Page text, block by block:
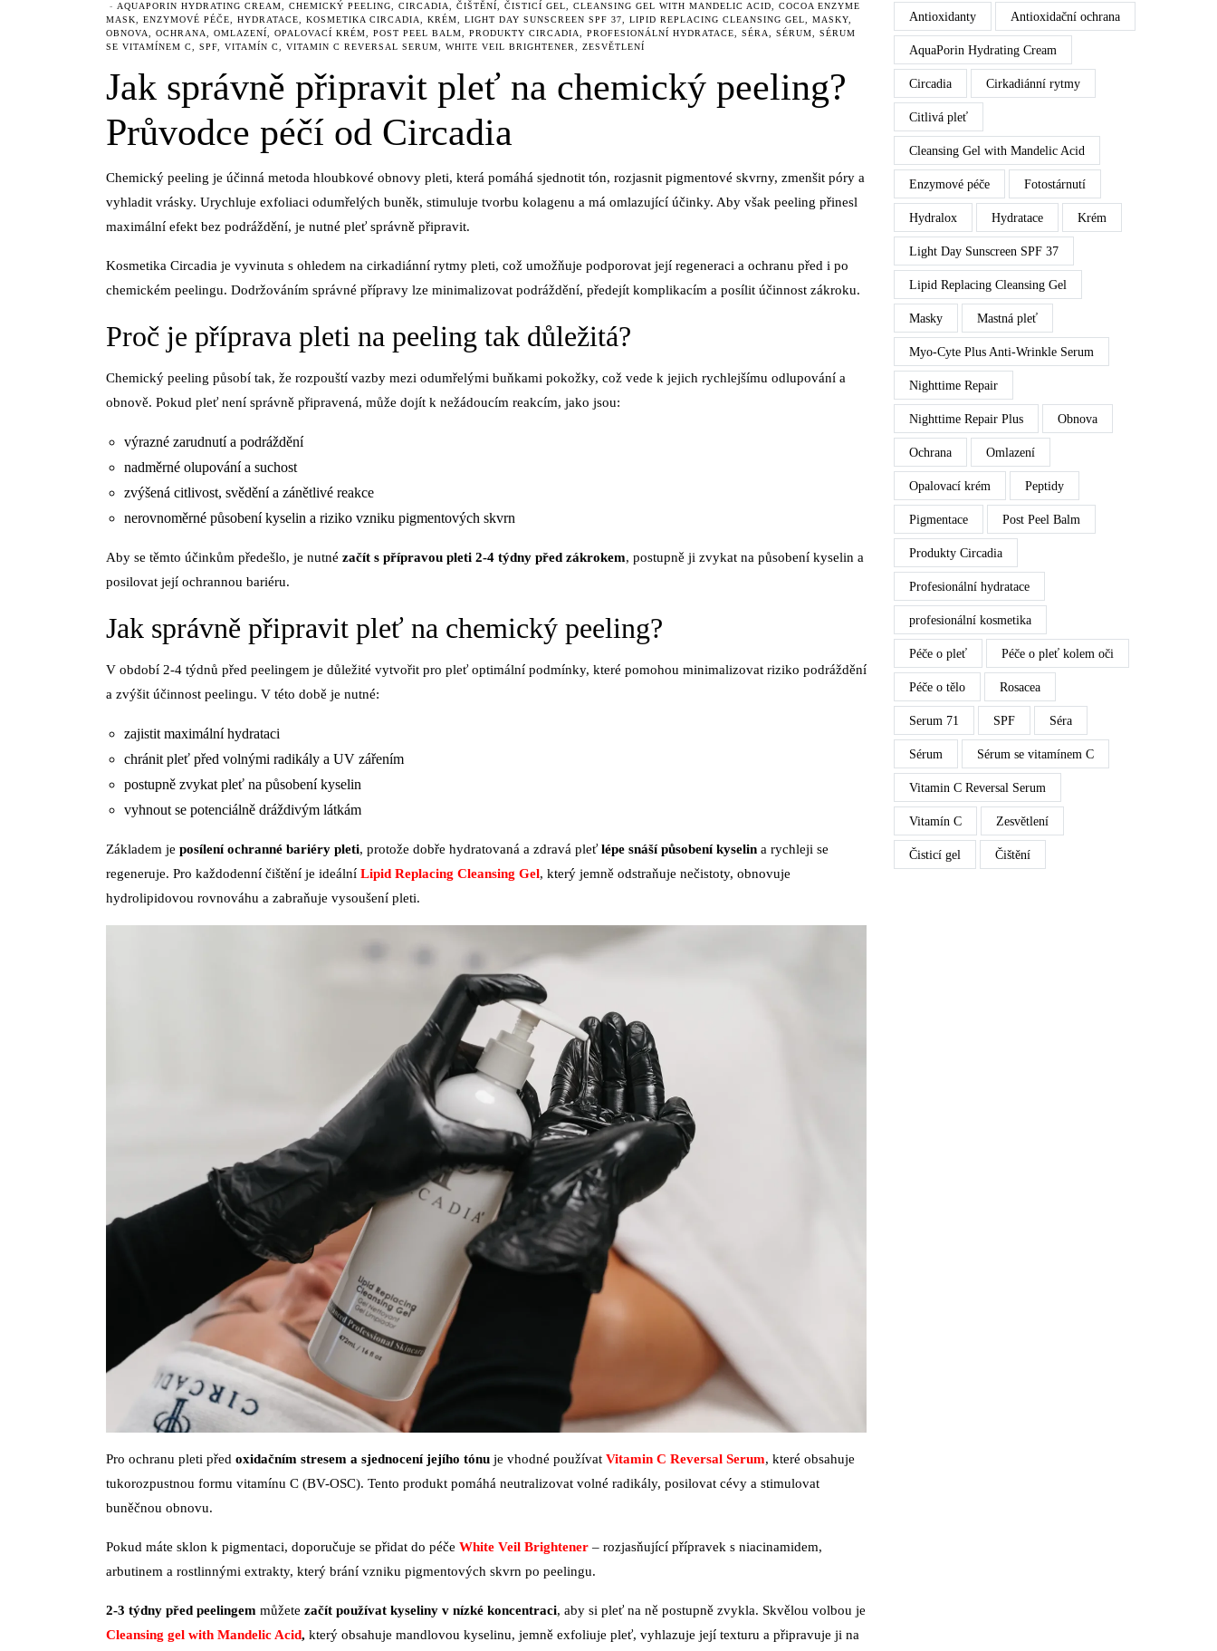
AQUAPORIN HYDRATING CREAM
CHEMICKÝ PEELING CIRCADIA ČIŠTĚNÍ ČISTICÍ GEL CLEANSING GEL WITH MANDELIC ACID
COCOA ENZYME
MASK
ENZYMOVÉ PÉČE HYDRATACE KOSMETIKA CIRCADIA KRÉM LIGHT DAY SUNSCREEN SPF 37 LIPID REPLACING CLEANSING GEL MASKY
OBNOVA
OCHRANA OMLAZENÍ OPALOVACÍ KRÉM POST PEEL BALM PRODUKTY CIRCADIA PROFESIONÁLNÍ HYDRATACE SÉRA SÉRUM
SÉRUM
SE VITAMÍNEM C
SPF VITAMÍN C VITAMIN C REVERSAL SERUM WHITE VEIL BRIGHTENER ZESVĚTLENÍ
Jak správně připravit pleť na chemický peeling?
Průvodce péčí od Circadia
Chemický peeling je účinná metoda hloubkové obnovy pleti, která pomáhá sjednotit tón, rozjasnit pigmentové skvrny, zmenšit póry a
vyhladit vrásky. Urychluje exfoliaci odumřelých buněk, stimuluje tvorbu kolagenu a má omlazující účinky. Aby však peeling přinesl
maximální efekt bez podráždění, je nutné pleť správně připravit.
Kosmetika Circadia je vyvinuta s ohledem na cirkadiánní rytmy pleti, což umožňuje podporovat její regeneraci a ochranu před i po
chemickém peelingu. Dodržováním správné přípravy lze minimalizovat podráždění, předejít komplikacím a posílit účinnost zákroku.
Proč je příprava pleti na peeling tak důležitá?
Chemický peeling působí tak, že rozpouští vazby mezi odumřelými buňkami pokožky, což vede k jejich rychlejšímu odlupování a
obnově. Pokud pleť není správně připravená, může dojít k nežádoucím reakcím, jako jsou:
výrazné zarudnutí a podráždění
nadměrné olupování a suchost
zvýšená citlivost, svědění a zánětlivé reakce
nerovnoměrné působení kyselin a riziko vzniku pigmentových skvrn
Aby se těmto účinkům předešlo, je nutné začít s přípravou pleti 2-4 týdny před zákrokem, postupně ji zvykat na působení kyselin a
posilovat její ochrannou bariéru.
Jak správně připravit pleť na chemický peeling?
V období 2-4 týdnů před peelingem je důležité vytvořit pro pleť optimální podmínky, které pomohou minimalizovat riziko podráždění
a zvýšit účinnost peelingu. V této době je nutné:
zajistit maximální hydrataci
chránit pleť před volnými radikály a UV zářením
postupně zvykat pleť na působení kyselin
vyhnout se potenciálně dráždivým látkám
Základem je posílení ochranné bariéry pleti, protože dobře hydratovaná a zdravá pleť lépe snáší působení kyselin a rychleji se
regeneruje. Pro každodenní čištění je ideální Lipid Replacing Cleansing Gel, který jemně odstraňuje nečistoty, obnovuje
hydrolipidovou rovnováhu a zabraňuje vysoušení pleti.
Pro ochranu pleti před oxidačním stresem a sjednocení jejího tónu je vhodné používat Vitamin C Reversal Serum, které obsahuje
tukorozpustnou formu vitamínu C (BV-OSC). Tento produkt pomáhá neutralizovat volné radikály, posilovat cévy a stimulovat
buněčnou obnovu.
Pokud máte sklon k pigmentaci, doporučuje se přidat do péče White Veil Brightener – rozjasňující přípravek s niacinamidem,
arbutinem a rostlinnými extrakty, který brání vzniku pigmentových skvrn po peelingu.
2-3 týdny před peelingem můžete začít používat kyseliny v nízké koncentraci, aby si pleť na ně postupně zvykla. Skvělou volbou je
Cleansing gel with Mandelic Acid, který obsahuje mandlovou kyselinu, jemně exfoliuje pleť, vyhlazuje její texturu a připravuje ji na
Antioxidanty Antioxidační ochrana
AquaPorin Hydrating Cream
Circadia Cirkadiánní rytmy
Citlivá pleť
Cleansing Gel with Mandelic Acid
Enzymové péče Fotostárnutí
Hydralox Hydratace Krém
Light Day Sunscreen SPF 37
Lipid Replacing Cleansing Gel
Masky Mastná pleť
Myo-Cyte Plus Anti-Wrinkle Serum
Nighttime Repair
Nighttime Repair Plus Obnova
Ochrana Omlazení
Opalovací krém Peptidy
Pigmentace Post Peel Balm
Produkty Circadia
Profesionální hydratace
profesionální kosmetika
Péče o pleť Péče o pleť kolem oči
Péče o tělo Rosacea
Serum 71 SPF Séra
Sérum Sérum se vitamínem C
Vitamin C Reversal Serum
Vitamín C Zesvětlení
Čisticí gel Čištění